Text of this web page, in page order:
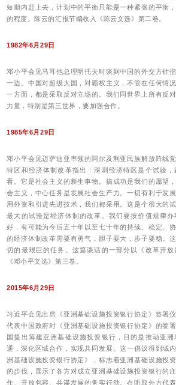
短期内赶上去，计划中的平衡只能是一种紧张的平衡
的程度。陈云的汇报节编收入《陈云文选》第二卷。
1982年6月29日
邓小平会见马耳他总理明托夫时谈到中国的外交方针
一边。中国对超级大国，对霸权主义，不管在任何情
一方面，都是采取反对立场的。我们同世界上所有反
力量，特别是第三世界，要加强合作。
1985年6月29日
邓小平会见迈萨迪亚率领的阿尔及利亚民族解放阵线
特区和经济体制改革指出：深圳经济特区是个试验
看。它是社会主义的新生事物。搞成功是我们的愿望
会主义，中心任务是发展社会生产力。一切有利于发
用外资和引进先进技术，我们都采用。这是个很大的
最大的试验是经济体制的改革。我们要按价值规律
好，有可能为今后五十年以至七十年的持续、稳定、
的经济体制改革需要有勇气，胆子要大，步子要稳。
切的最艰巨的任务。这篇谈话的一部分以《改革开放
《邓小平文选》第三卷。
2015年6月29日
习近平会见出席《亚洲基础设施投资银行协定》签署
代表中国政府对《亚洲基础设施投资银行协定》的签
国提出筹建亚洲基础设施投资银行，目的是推动亚
通，深化区域合作，实现共同发展。这一倡议得到域
洲基础设施投资银行协定》，标志着亚洲基础设施投
的步伐，展示了各方对成立亚洲基础设施投资银行的
作、开放包容、共谋发展的务实行动。在听取外方代